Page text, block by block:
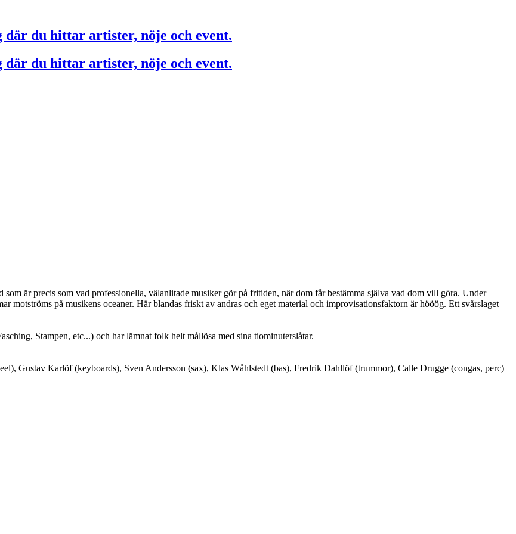
du hittar artister, nöje och event.
du hittar artister, nöje och event.
är precis som vad professionella, välanlitade musiker gör på fritiden, när dom får bestämma själva vad dom vill göra. Under
motströms på musikens oceaner. Här blandas friskt av andras och eget material och improvisationsfaktorn är hööög. Ett svårslaget
Stampen, etc...) och har lämnat folk helt mållösa med sina tiominuterslåtar.
Gustav Karlöf (keyboards), Sven Andersson (sax), Klas Wåhlstedt (bas), Fredrik Dahllöf (trummor), Calle Drugge (congas, perc)